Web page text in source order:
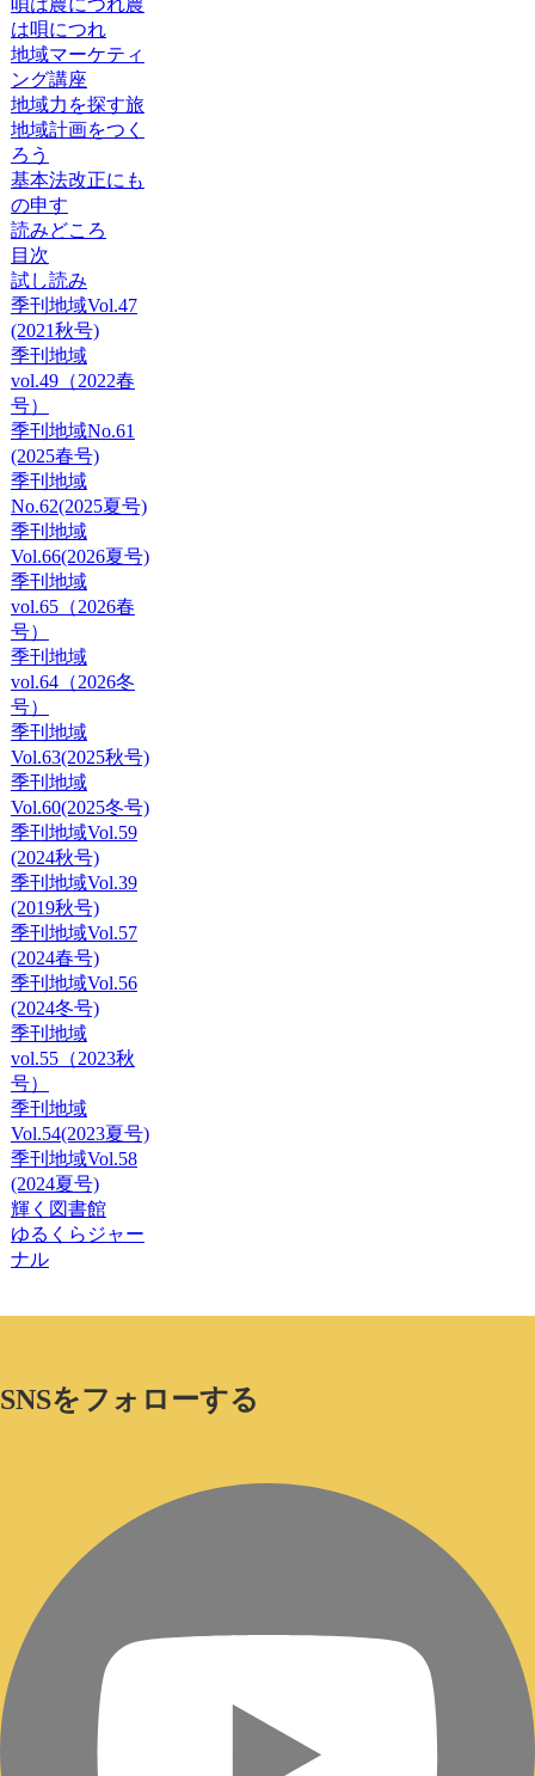
唄は農につれ農
は唄につれ
地域マーケティ
ング講座
地域力を探す旅
地域計画をつく
ろう
基本法改正にも
の申す
読みどころ
目次
試し読み
季刊地域Vol.47
(2021秋号)
季刊地域
vol.49（2022春
号）
季刊地域No.61
(2025春号)
季刊地域
No.62(2025夏号)
季刊地域
Vol.66(2026夏号)
季刊地域
vol.65（2026春
号）
季刊地域
vol.64（2026冬
号）
季刊地域
Vol.63(2025秋号)
季刊地域
Vol.60(2025冬号)
季刊地域Vol.59
(2024秋号)
季刊地域Vol.39
(2019秋号)
季刊地域Vol.57
(2024春号)
季刊地域Vol.56
(2024冬号)
季刊地域
vol.55（2023秋
号）
季刊地域
Vol.54(2023夏号)
季刊地域Vol.58
(2024夏号)
輝く図書館
ゆるくらジャー
ナル
SNSをフォローする